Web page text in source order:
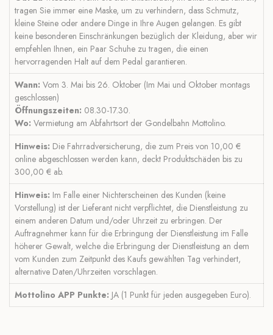
tragen Sie immer eine Maske, um zu verhindern, dass Schmutz,
kleine Steine ​​oder andere Dinge in Ihre Augen gelangen. Es gibt
keine besonderen Einschränkungen bezüglich der Kleidung, aber wir
empfehlen Ihnen, ein Paar Schuhe zu tragen, die einen
hervorragenden Halt auf dem Pedal garantieren.
Wann: Vom 3. Mai bis 26. Oktober (Im Mai und Oktober montags
geschlossen)
Öffnungszeiten: 08.30-17.30.
Wo: Vermietung am Abfahrtsort der Gondelbahn Mottolino.
Hinweis: Die Fahrradversicherung, die zum Preis von 10,00 €
online abgeschlossen werden kann, deckt Produktschäden bis zu
300,00 € ab.
Hinweis: Im Falle einer Nichterscheinen des Kunden (keine
Vorstellung) ist der Lieferant nicht verpflichtet, die Dienstleistung zu
einem anderen Datum und/oder Uhrzeit zu erbringen. Der
Auftragnehmer kann für die Erbringung der Dienstleistung im Falle
höherer Gewalt, welche die Erbringung der Dienstleistung an dem
vom Kunden zum Zeitpunkt des Kaufs gewählten Tag verhindert,
alternative Daten/Uhrzeiten vorschlagen.
Mottolino APP Punkte: JA (1 Punkt für jeden ausgegeben Euro).